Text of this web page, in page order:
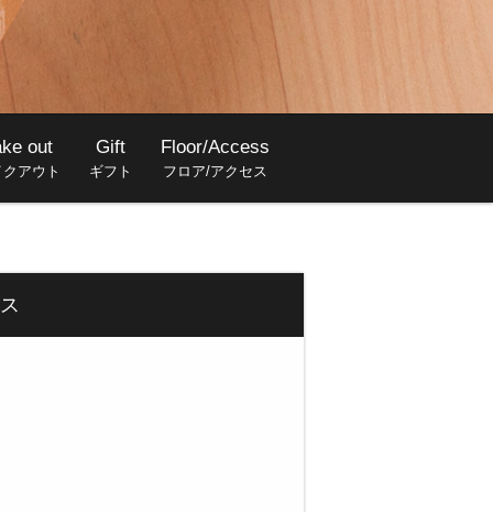
out
クアウト
Gift
ギフト
Floor/Access
フロア/アクセス